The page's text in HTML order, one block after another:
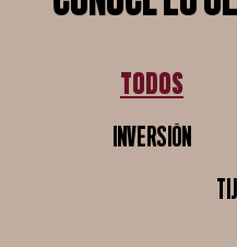
TODOS
INVERSIÓN